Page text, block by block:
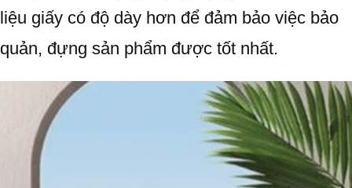
liệu giấy có độ dày hơn để đảm bảo việc bảo
quản, đựng sản phẩm được tốt nhất.